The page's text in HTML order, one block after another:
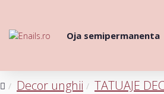
Oja semipermanenta
Decor unghii TATUAJE